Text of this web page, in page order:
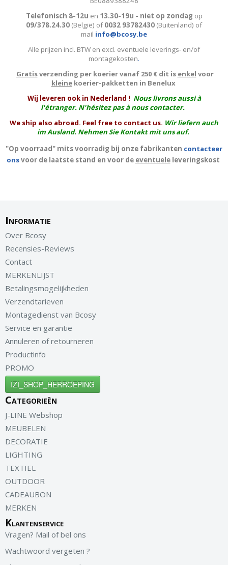
Telefonisch 8-12u en 13.30-19u - niet op zondag op
09/378.24.30 (België) of0032 93782430 (Buitenland) of
mail info@bcosy.be
Alle prijzen incl. BTW en excl. eventuele leverings- en/of
montagekosten.
Gratisverzending per koerier vanaf 250 € dit is enkel voor
kleinekoerier-pakketten in Benelux
Wij leveren ook in Nederland ! Nous livrons aussi à
l'étranger. N'hésitez pas à nous contacter.
We ship also abroad. Feel free to contact us. Wir liefern auch
im Ausland. Nehmen Sie Kontakt mit uns auf.
"Op voorraad" mits voorradig bij onze fabrikanten contacteer
onsvoor de laatste stand en voor de eventueleleveringskost
Informatie
Over Bcosy
Recensies-Reviews
Contact
MERKENLIJST
Betalingsmogelijkheden
Verzendtarieven
Montagedienst van Bcosy
Service en garantie
Annuleren of retourneren
Productinfo
PROMO
IZI_SHOP_HERROEPING
Categorieën
J-LINE Webshop
MEUBELEN
DECORATIE
LIGHTING
TEXTIEL
OUTDOOR
CADEAUBON
MERKEN
Klantenservice
Vragen? Mail of bel ons
Wachtwoord vergeten ?